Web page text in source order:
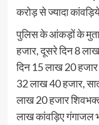
करोड़ से ज्यादा
पुलिस के आंकड़ों के
हजार, दूसरे दिन 8
दिन 15 लाख 20
32 लाख 40 हजार,
लाख 20 हजार
लाख कांवड़िए गंगाजल